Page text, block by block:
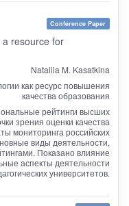
Conference Paper
resource for
Nataliia M. Kasatkina
как ресурс повышения
качества образования
рейтинги высших
зрения оценки качества
мониторинга российских
виды деятельности,
Показано влияние
аспекты деятельности
университетов.